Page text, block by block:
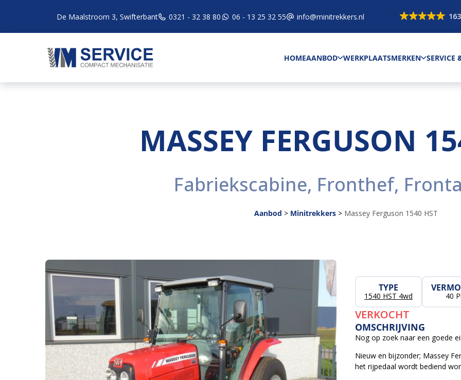
De Maalstroom 3, Swifterbant 0321 - 32 38 80 06 - 13 25 32 55 info@minitrekkers.nl
HOMEAANBOD WERKPLAATSMERKEN SERVICE
MASSEY FERGUSON
Fabriekscabine, Fronthef,
Aanbod > Minitrekkers> Massey Ferguson 1540 HST
TYPE
1540 HST 4wd 40
VERKOCHT
OMSCHRIJVING
Nog op zoek naar een goede
Nieuw en bijzonder; Massey
het rijpedaal wordt bediend